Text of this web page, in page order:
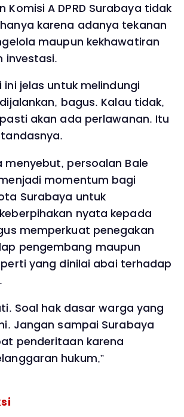
Komisi A DPRD Surabaya tidak
karena adanya tekanan
maupun kekhawatiran
investasi.
ini jelas untuk melindungi
bagus. Kalau tidak,
akan ada perlawanan. Itu
tandasnya.
menyebut, persoalan Bale
momentum bagi
Surabaya untuk
nyata kepada
memperkuat penegakan
pengembang maupun
yang dinilai abai terhadap
Soal hak dasar warga yang
Jangan sampai Surabaya
penderitaan karena
hukum,”